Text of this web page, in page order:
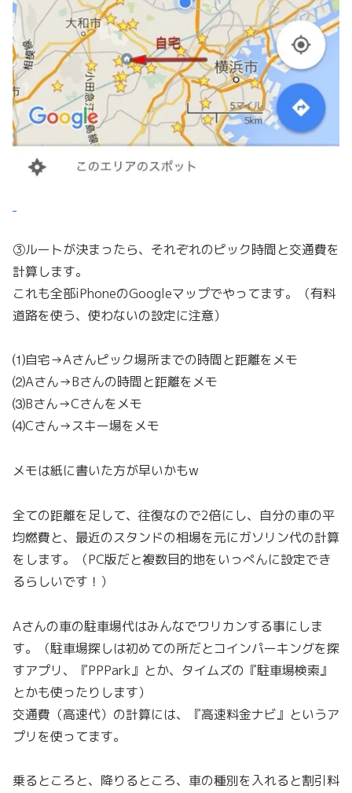
③ルートが決まったら、それぞれのピック時間と交通費を
計算します。
これも全部iPhoneのGoogleマップでやってます。（有料
道路を使う、使わないの設定に注意）
⑴自宅→Aさんピック場所までの時間と距離をメモ
⑵Aさん→Bさんの時間と距離をメモ
⑶Bさん→Cさんをメモ
⑷Cさん→スキー場をメモ
メモは紙に書いた方が早いかもw
全ての距離を足して、往復なので2倍にし、自分の車の平
均燃費と、最近のスタンドの相場を元にガソリン代の計算
をします。（PC版だと複数目的地をいっぺんに設定でき
るらしいです！）
Aさんの車の駐車場代はみんなでワリカンする事にしま
す。（駐車場探しは初めての所だとコインパーキングを探
すアプリ、『PPPark』とか、タイムズの『駐車場検索』
とかも使ったりします）
交通費（高速代）の計算には、『高速料金ナビ』というア
プリを使ってます。
乗るところと、降りるところ、車の種別を入れると割引料